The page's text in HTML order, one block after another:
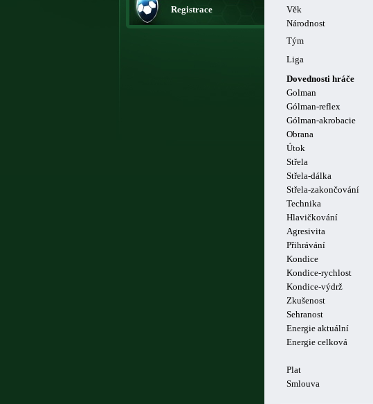
Registrace Věk
Národnost
Tým
Liga
Dovednosti hráče
Golman
Gólman-reflex
Gólman-akrobacie
Obrana
Útok
Střela
Střela-dálka
Střela-zakončování
Technika
Hlavičkování
Agresivita
Přihrávání
Kondice
Kondice-rychlost
Kondice-výdrž
Zkušenost
Sehranost
Energie aktuální
Energie celková
Plat
Smlouva